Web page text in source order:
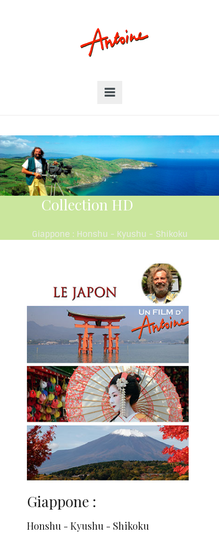
Collection HD
Giappone : Honshu - Kyushu - Shikoku
Giappone :
Honshu - Kyushu - Shikoku